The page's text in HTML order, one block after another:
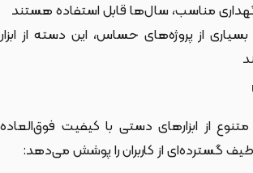
مناسب، سال‌ها قابل استفاده هستند
بسیاری از پروژه‌های حساس، این دسته از ابزار
از ابزارهای دستی با کیفیت فوق‌العاده
گسترده‌ای از کاربران را پوشش می‌دهد: